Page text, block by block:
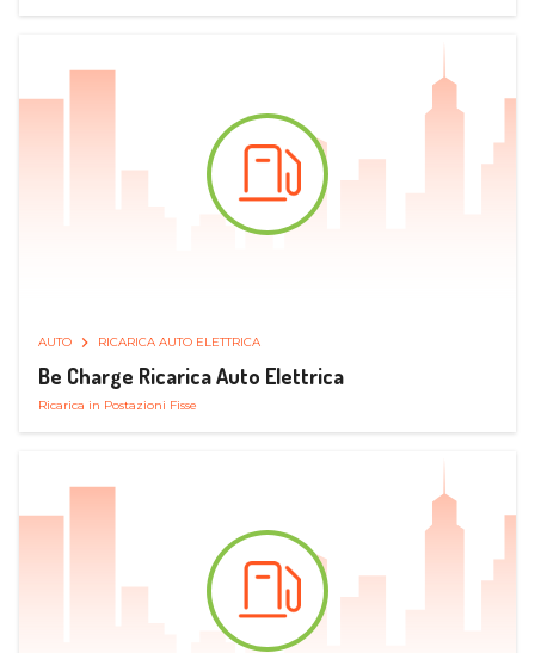
AUTO RICARICA AUTO ELETTRICA
Be Charge Ricarica Auto Elettrica
Ricarica in Postazioni Fisse